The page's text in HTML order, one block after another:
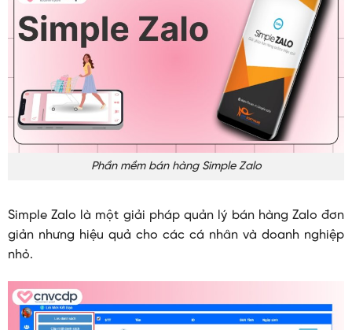
Phần mềm bán hàng Simple Zalo
Simple Zalo là một giải pháp quản lý bán hàng Zalo đơn
giản nhưng hiệu quả cho các cá nhân và doanh nghiệp
nhỏ.